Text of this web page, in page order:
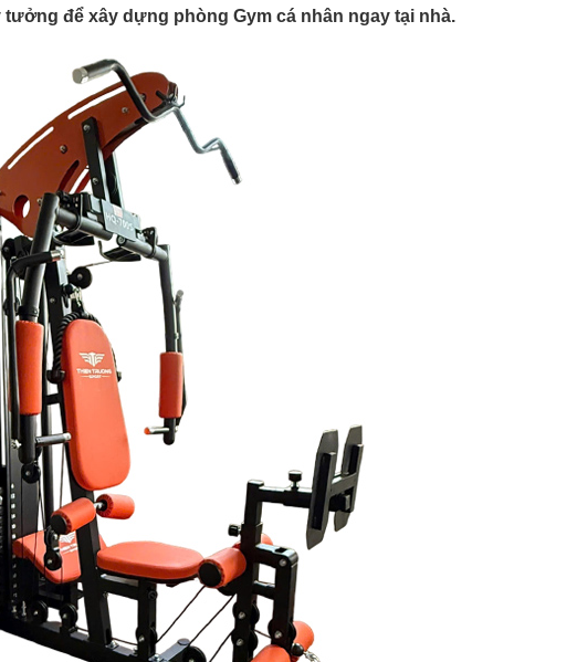
để xây dựng phòng Gym cá nhân ngay tại nhà.